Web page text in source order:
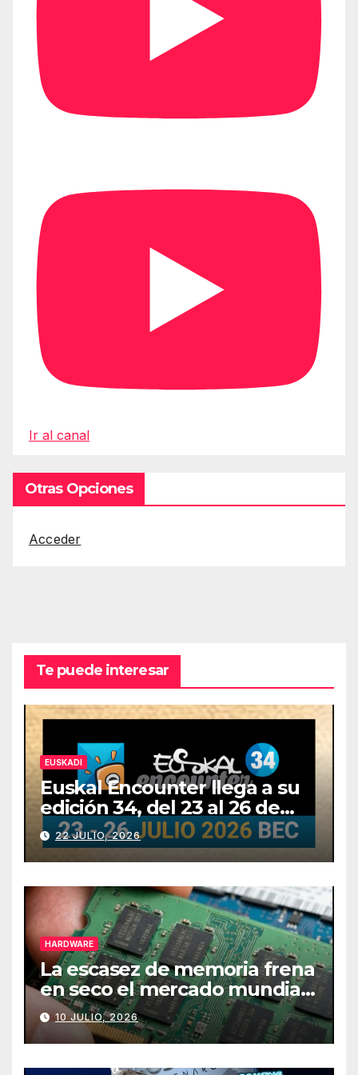
Ir al canal
Otras Opciones
Acceder
Te puede interesar
EUSKADI
Euskal Encounter llega a su
edición 34, del 23 al 26 de
julio
22 JULIO, 2026
HARDWARE
La escasez de memoria frena
en seco el mercado mundial
de PCs
10 JULIO, 2026